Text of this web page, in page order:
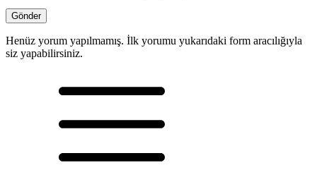
Henüz yorum yapılmamış. İlk yorumu yukarıdaki form aracılığıyla
siz yapabilirsiniz.